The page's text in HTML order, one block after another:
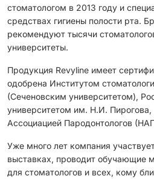
стоматологом в 2013 году и
средствах гигиены полости рта.
рекомендуют тысячи
университеты.
Продукция Revyline имеет
одобрена Институтом
(Сеченовским университетом),
университетом им. Н.И.
Ассоциацией Пародонтологов
Уже много лет компания
выставках, проводит обучающие
для стоматологов и всех, кому